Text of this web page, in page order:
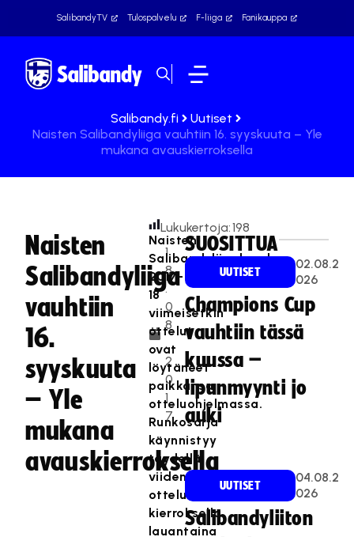
SalibandyTV Tulospalvelu F-liiga Fanikauppa
Salibandy.fi
Uutiset
Naisten Salibandyliiga vauhtiin 16. syyskuuta – Yle
mukana avauskierroksella
Naisten
Salibandyliiga
vauhtiin
16.
syyskuuta
– Yle
mukana
avauskierroksella
1
8
.
0
8
.
2
0
1
7
Lukukertoja:198
Naisten
Salibandyliigakauden
2017-
18
viimeisetkin
ottelut
ovat
löytäneet
paikkansa
otteluohjelmassa.
Runkosarja
käynnistyy
täydellä
viiden
ottelun
kierroksella
lauantaina
SUOSITTUA
UUTISET
02.08.2
026
Champions Cup
vauhtiin tässä
kuussa –
lipunmyynti jo
auki
UUTISET
04.08.2
026
Salibandyliiton